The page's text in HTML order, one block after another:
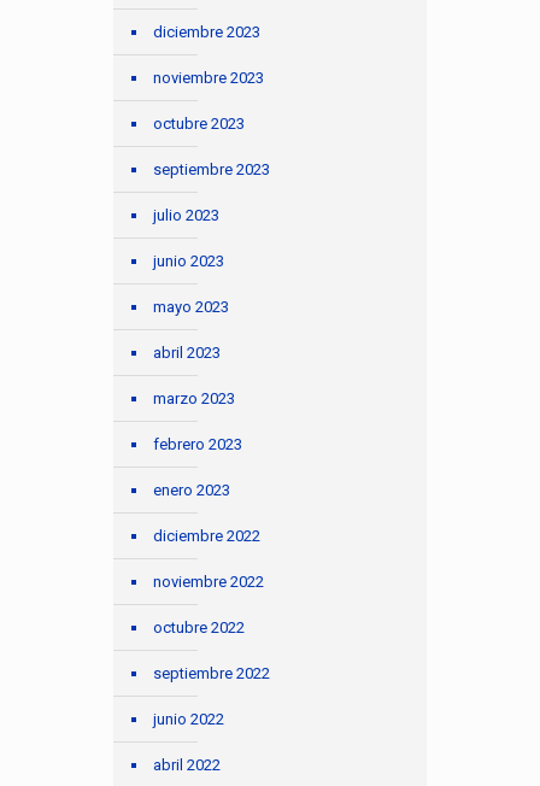
diciembre 2023
noviembre 2023
octubre 2023
septiembre 2023
julio 2023
junio 2023
mayo 2023
abril 2023
marzo 2023
febrero 2023
enero 2023
diciembre 2022
noviembre 2022
octubre 2022
septiembre 2022
junio 2022
abril 2022